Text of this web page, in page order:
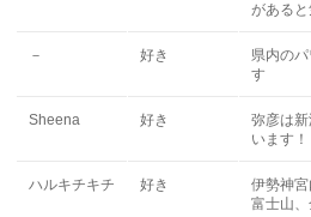
がある
－ 好き
県内の
す
Sheena 好き
弥彦は
います！
ハルキチキチ 好き
伊勢神宮
富士山、